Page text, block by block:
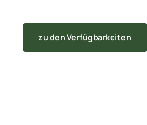
zu den Verfügbarkeiten